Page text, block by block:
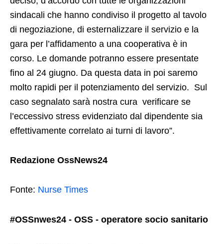
sindacali che hanno condiviso il progetto al tavolo
di negoziazione, di esternalizzare il servizio e la
gara per l’affidamento a una cooperativa è in
corso. Le domande potranno essere presentate
fino al 24 giugno. Da questa data in poi saremo
molto rapidi per il potenziamento del servizio. Sul
caso segnalato sarà nostra cura verificare se
l’eccessivo stress evidenziato dal dipendente sia
effettivamente correlato ai turni di lavoro”.
Redazione OssNews24
Fonte: Nurse Times
#OSSnwes24 - OSS - operatore socio sanitario